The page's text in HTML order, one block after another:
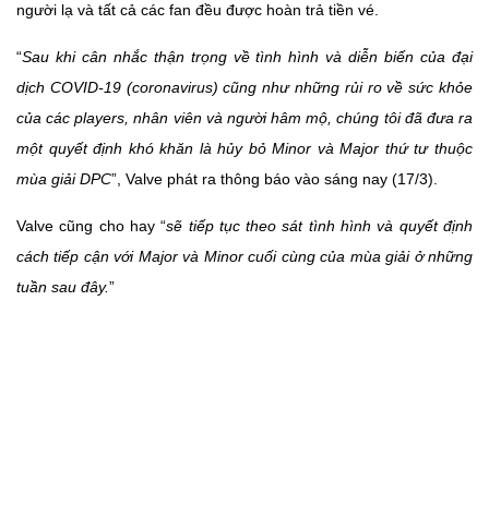
người lạ và tất cả các fan đều được hoàn trả tiền vé.
“Sau khi cân nhắc thận trọng về tình hình và diễn biến của đại
dịch COVID-19 (coronavirus) cũng như những rủi ro về sức khỏe
của các players, nhân viên và người hâm mộ, chúng tôi đã đưa ra
một quyết định khó khăn là hủy bỏ Minor và Major thứ tư thuộc
mùa giải DPC”, Valve phát ra thông báo vào sáng nay (17/3).
Valve cũng cho hay “sẽ tiếp tục theo sát tình hình và quyết định
cách tiếp cận với Major và Minor cuối cùng của mùa giải ở những
tuần sau đây.”